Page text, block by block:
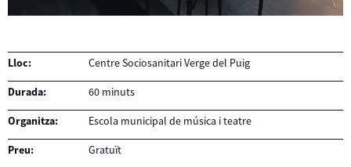
Lloc: Centre Sociosanitari Verge del Puig
Durada: 60 minuts
Organitza: Escola municipal de música i teatre
Preu: Gratuït